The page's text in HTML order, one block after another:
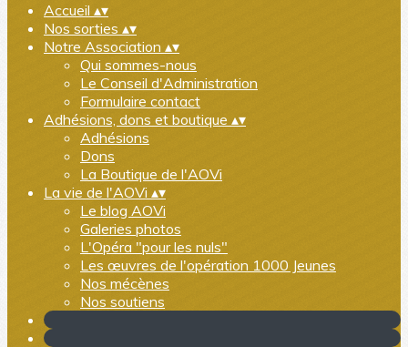
Accueil ▴▾
Nos sorties ▴▾
Notre Association ▴▾
Qui sommes-nous
Le Conseil d'Administration
Formulaire contact
Adhésions, dons et boutique ▴▾
Adhésions
Dons
La Boutique de l'AOVi
La vie de l'AOVi ▴▾
Le blog AOVi
Galeries photos
L'Opéra "pour les nuls"
Les œuvres de l'opération 1000 Jeunes
Nos mécènes
Nos soutiens